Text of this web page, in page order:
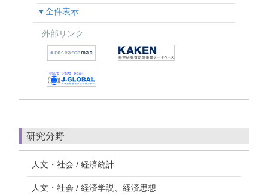
▼全件表示
外部リンク
研究分野
人文・社会 / 経済統計
人文・社会 / 経済学説、経済思想